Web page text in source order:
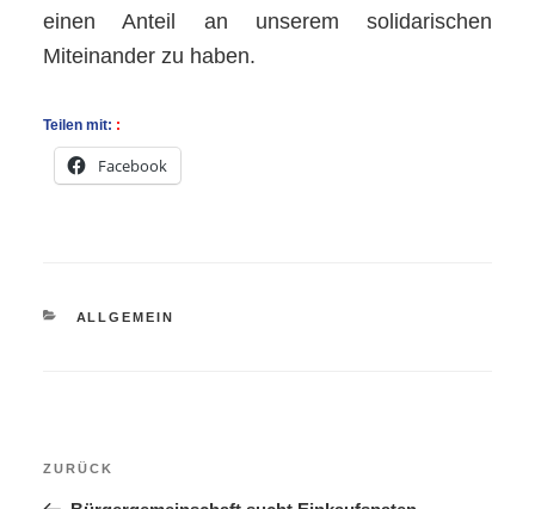
einen Anteil an unserem solidarischen
Miteinander zu haben.
Teilen mit:
Facebook
KATEGORIEN
ALLGEMEIN
Vorheriger
ZURÜCK